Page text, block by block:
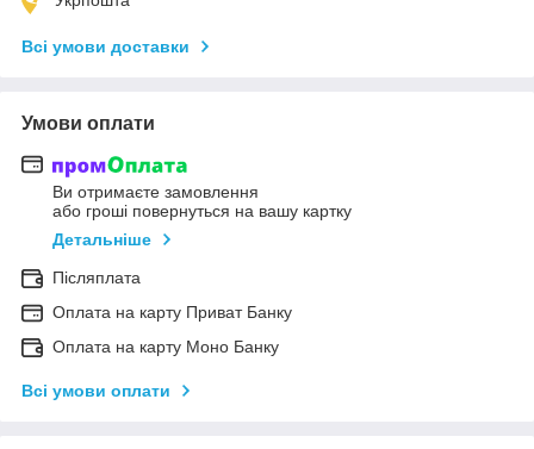
Всі умови доставки
Умови оплати
Ви отримаєте замовлення
або гроші повернуться на вашу картку
Детальніше
Післяплата
Оплата на карту Приват Банку
Оплата на карту Моно Банку
Всі умови оплати